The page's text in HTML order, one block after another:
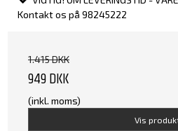
Kontakt os på 98245222
1.415 DKK
949 DKK
(inkl. moms)
Vis